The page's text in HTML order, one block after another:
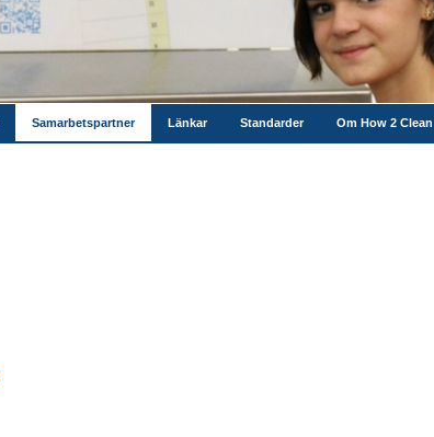
Samarbetspartner Länkar Standarder Om How 2 Clean